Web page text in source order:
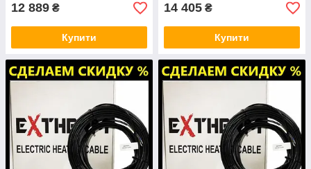
12 889 ₴
Купити
14 405 ₴
Купити